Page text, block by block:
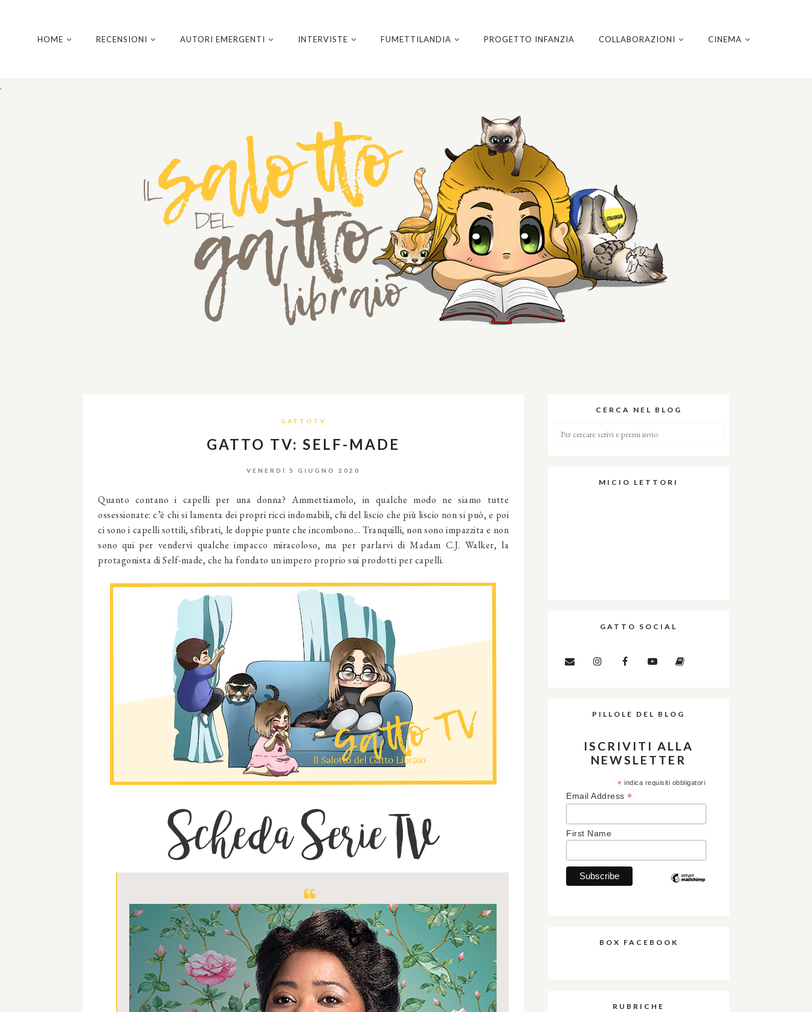
.
HOME RECENSIONI AUTORI EMERGENTI INTERVISTE FUMETTILANDIA PROGETTO INFANZIA COLLABORAZIONI CINEMA
GATTOTV
GATTO TV: SELF-MADE
VENERDÌ 5 GIUGNO 2020
Quanto contano i capelli per una donna? Ammettiamolo, in qualche modo ne siamo tutte
ossessionate: c’è chi si lamenta dei propri ricci indomabili, chi del liscio che più liscio non si può, e poi
ci sono i capelli sottili, sfibrati, le doppie punte che incombono... Tranquilli, non sono impazzita e non
sono qui per vendervi qualche impacco miracoloso, ma per parlarvi di Madam C.J. Walker, la
protagonista di Self-made, che ha fondato un impero proprio sui prodotti per capelli.
Scheda Serie TV
CERCA NEL BLOG
MICIO LETTORI
GATTO SOCIAL
PILLOLE DEL BLOG
ISCRIVITI ALLA
NEWSLETTER
* indica requisiti obbligatori
Email Address *
First Name
BOX FACEBOOK
RUBRICHE